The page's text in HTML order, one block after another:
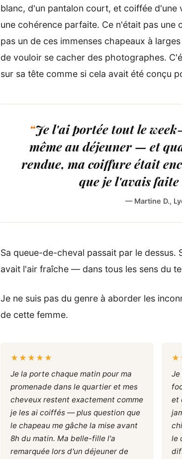
blanc, d'un pantalon court, et coiffée d'une
une cohérence parfaite. Ce n'était pas une
pas un de ces immenses chapeaux à
de vouloir se cacher des photographes.
sur sa tête comme si cela avait été conçu
Je l'ai portée tout le
même au déjeuner — et
rendue, ma coiffure était
que je l'avais
— Martine D.,
Sa queue-de-cheval passait par le dessus.
avait l'air fraîche — dans tous les sens du
Je ne suis pas du genre à aborder les
de cette femme.
★★★★★
Je la porte chaque matin pour ma
promenade dans le quartier et mes
cheveux restent exactement comme
je les ai coiffés — plus question que
le chapeau me gâche la mise avant
8h du matin. Ma belle-fille l'a
remarquée lors d'un déjeuner de
Je
et
le